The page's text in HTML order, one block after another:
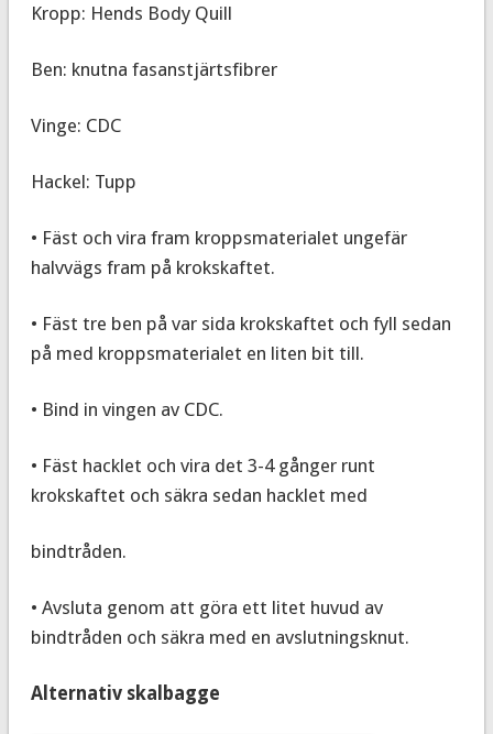
Kropp: Hends Body Quill
Ben: knutna fasanstjärtsfibrer
Vinge: CDC
Hackel: Tupp
• Fäst och vira fram kroppsmaterialet ungefär
halvvägs fram på krokskaftet.
• Fäst tre ben på var sida krokskaftet och fyll sedan
på med kroppsmaterialet en liten bit till.
• Bind in vingen av CDC.
• Fäst hacklet och vira det 3-4 gånger runt
krokskaftet och säkra sedan hacklet med
bindtråden.
• Avsluta genom att göra ett litet huvud av
bindtråden och säkra med en avslutningsknut.
Alternativ skalbagge